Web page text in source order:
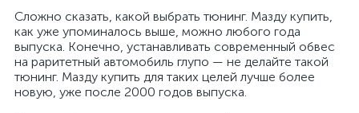
Сложно сказать, какой выбрать тюнинг. Мазду купить,
как уже упоминалось выше, можно любого года
выпуска. Конечно, устанавливать современный обвес
на раритетный автомобиль глупо — не делайте такой
тюнинг. Мазду купить для таких целей лучше более
новую, уже после 2000 годов выпуска.